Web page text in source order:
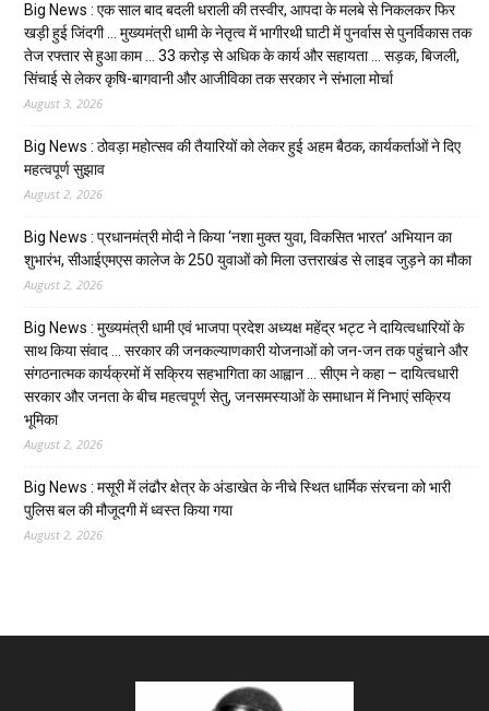
Big News : एक साल बाद बदली धराली की तस्वीर, आपदा के मलबे से निकलकर फिर
खड़ी हुई जिंदगी … मुख्यमंत्री धामी के नेतृत्व में भागीरथी घाटी में पुनर्वास से पुनर्विकास तक
तेज रफ्तार से हुआ काम … ₹33 करोड़ से अधिक के कार्य और सहायता … सड़क, बिजली,
सिंचाई से लेकर कृषि-बागवानी और आजीविका तक सरकार ने संभाला मोर्चा
August 3, 2026
Big News : ठोवड़ा महोत्सव की तैयारियों को लेकर हुई अहम बैठक, कार्यकर्ताओं ने दिए
महत्वपूर्ण सुझाव
August 2, 2026
Big News : प्रधानमंत्री मोदी ने किया ‘नशा मुक्त युवा, विकसित भारत’ अभियान का
शुभारंभ, सीआईएमएस कालेज के 250 युवाओं को मिला उत्तराखंड से लाइव जुड़ने का मौका
August 2, 2026
Big News : मुख्यमंत्री धामी एवं भाजपा प्रदेश अध्यक्ष महेंद्र भट्ट ने दायित्वधारियों के
साथ किया संवाद … सरकार की जनकल्याणकारी योजनाओं को जन-जन तक पहुंचाने और
संगठनात्मक कार्यक्रमों में सक्रिय सहभागिता का आह्वान … सीएम ने कहा – दायित्वधारी
सरकार और जनता के बीच महत्वपूर्ण सेतु, जनसमस्याओं के समाधान में निभाएं सक्रिय
भूमिका
August 2, 2026
Big News : मसूरी में लंढौर क्षेत्र के अंडाखेत के नीचे स्थित धार्मिक संरचना को भारी
पुलिस बल की मौजूदगी में ध्वस्त किया गया
August 2, 2026